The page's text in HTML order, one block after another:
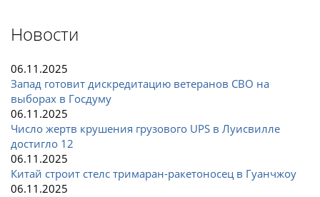
Новости
06.11.2025
Запад готовит дискредитацию ветеранов СВО на
выборах в Госдуму
06.11.2025
Число жертв крушения грузового UPS в Луисвилле
достигло 12
06.11.2025
Китай строит стелс тримаран-ракетоносец в Гуанчжоу
06.11.2025